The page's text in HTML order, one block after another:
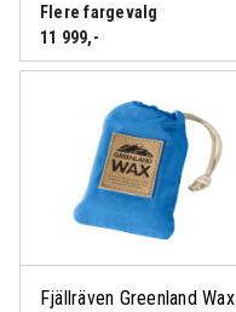
Flere fargevalg
11 999,-
Fjällräven Greenland Wax